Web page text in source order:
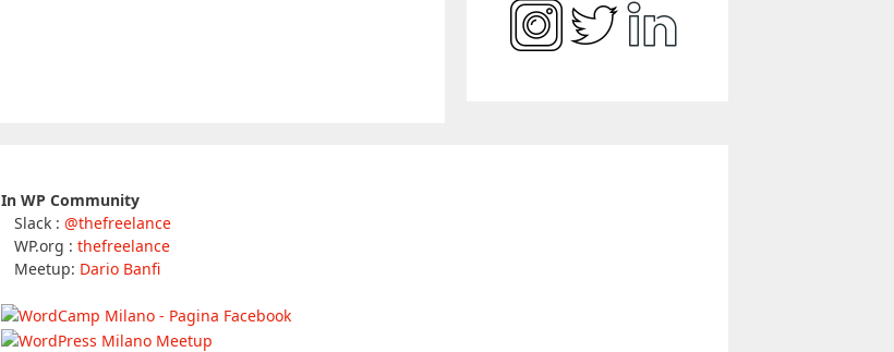
In WP Community
Slack :@thefreelance
WP.org :thefreelance
Meetup: Dario Banfi